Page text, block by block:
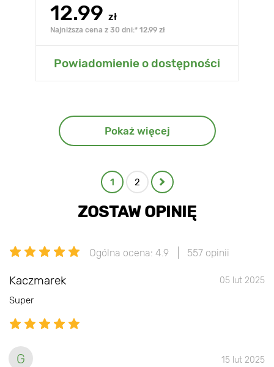
12.99 zł
Najniższa cena z 30 dni:* 12.99 zł
Powiadomienie o dostępności
Pokaż więcej
1 2
ZOSTAW OPINIĘ
Ogólna ocena: 4.9 557 opinii
Kaczmarek 05 lut 2025
Super
G 15 lut 2025